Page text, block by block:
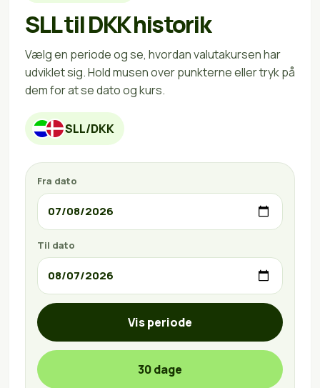
SLL til DKK historik
Vælg en periode og se, hvordan valutakursen har
udviklet sig. Hold musen over punkterne eller tryk på
dem for at se dato og kurs.
SLL/DKK
Fra dato
Til dato
Vis periode
30 dage